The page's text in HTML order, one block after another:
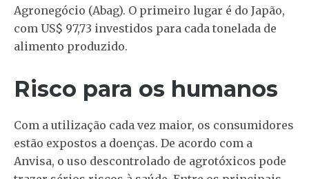
Agronegócio (Abag). O primeiro lugar é do Japão,
com US$ 97,73 investidos para cada tonelada de
alimento produzido.
Risco para os humanos
Com a utilização cada vez maior, os consumidores
estão expostos a doenças. De acordo com a
Anvisa, o uso descontrolado de agrotóxicos pode